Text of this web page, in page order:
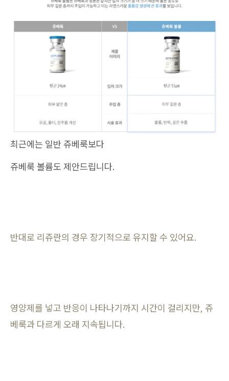
최근에는 일반 쥬베룩보다
쥬베룩 볼륨도 제안드립니다.
반대로 리쥬란의 경우 장기적으로 유지할 수 있어요.
영양제를 넣고 반응이 나타나기까지 시간이 걸리지만, 쥬
베룩과 다르게 오래 지속됩니다.